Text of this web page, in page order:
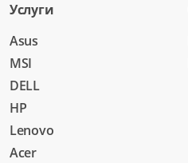
Услуги
Asus
MSI
DELL
HP
Lenovo
Acer